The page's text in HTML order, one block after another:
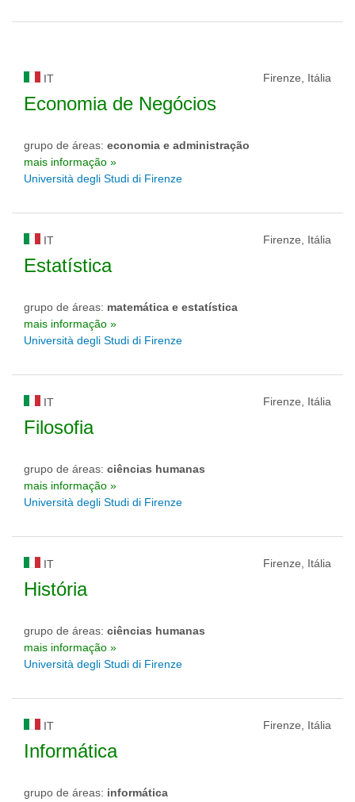
IT Firenze, Itália
Economia de Negócios
grupo de áreas: economia e administração
mais informação »
Università degli Studi di Firenze
IT Firenze, Itália
Estatística
grupo de áreas: matemática e estatística
mais informação »
Università degli Studi di Firenze
IT Firenze, Itália
Filosofia
grupo de áreas: ciências humanas
mais informação »
Università degli Studi di Firenze
IT Firenze, Itália
História
grupo de áreas: ciências humanas
mais informação »
Università degli Studi di Firenze
IT Firenze, Itália
Informática
grupo de áreas: informática